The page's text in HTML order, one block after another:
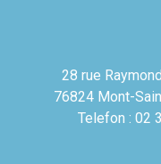
28 rue
76824 Mont-
Telefon : 02